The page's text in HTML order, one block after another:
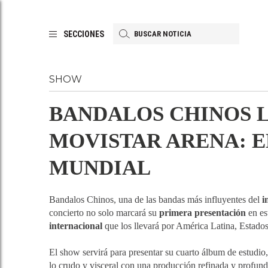
SECCIONES
SHOW
BANDALOS CHINOS
MOVISTAR ARENA:
MUNDIAL
Bandalos Chinos, una de las bandas más influyentes del
concierto no solo marcará su primera presentación en
internacional que los llevará por América Latina,
El show servirá para presentar su cuarto álbum de
lo crudo y visceral con una producción refinada y